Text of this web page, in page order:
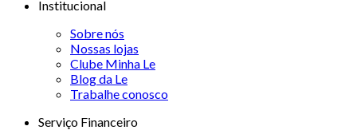
Institucional
Sobre nós
Nossas lojas
Clube Minha Le
Blog da Le
Trabalhe conosco
Serviço Financeiro